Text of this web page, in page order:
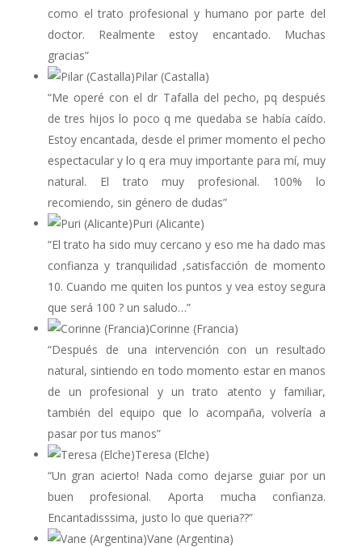
como el trato profesional y humano por parte del
doctor. Realmente estoy encantado. Muchas
gracias”
Pilar (Castalla)
“Me operé con el dr Tafalla del pecho, pq después
de tres hijos lo poco q me quedaba se había caído.
Estoy encantada, desde el primer momento el pecho
espectacular y lo q era muy importante para mí, muy
natural. El trato muy profesional. 100% lo
recomiendo, sin género de dudas”
Puri (Alicante)
“El trato ha sido muy cercano y eso me ha dado mas
confianza y tranquilidad ,satisfacción de momento
10. Cuando me quiten los puntos y vea estoy segura
que será 100 ? un saludo…”
Corinne (Francia)
“Después de una intervención con un resultado
natural, sintiendo en todo momento estar en manos
de un profesional y un trato atento y familiar,
también del equipo que lo acompaña, volvería a
pasar por tus manos”
Teresa (Elche)
“Un gran acierto! Nada como dejarse guiar por un
buen profesional. Aporta mucha confianza.
Encantadisssima, justo lo que queria??”
Vane (Argentina)